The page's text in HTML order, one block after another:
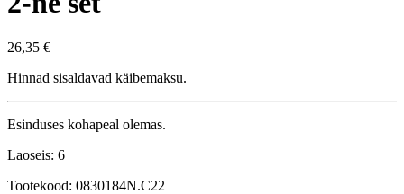
26,35 €
Hinnad sisaldavad käibemaksu.
Esinduses kohapeal olemas.
Laoseis: 6
Tootekood: 0830184N.C22